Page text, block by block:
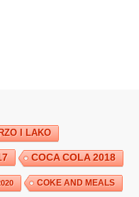
I LAKO
COCA COLA 2018
COKE AND MEALS